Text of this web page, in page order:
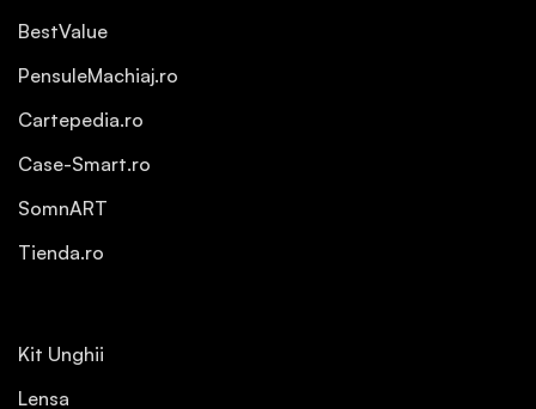
BestValue
PensuleMachiaj.ro
Cartepedia.ro
Case-Smart.ro
SomnART
Tienda.ro
Kit Unghii
Lensa